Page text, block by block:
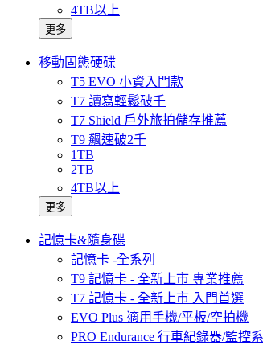
4TB以上
更多
移動固態硬碟
T5 EVO 小資入門款
T7 讀寫輕鬆破千
T7 Shield 戶外旅拍儲存推薦
T9 飆速破2千
1TB
2TB
4TB以上
更多
記憶卡&隨身碟
記憶卡 -全系列
T9 記憶卡 - 全新上市 專業推薦
T7 記憶卡 - 全新上市 入門首選
EVO Plus 適用手機/平板/空拍機
PRO Endurance 行車紀錄器/監控